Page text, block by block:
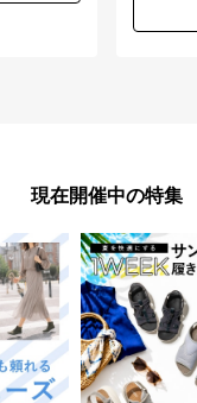
現在開催中の特集